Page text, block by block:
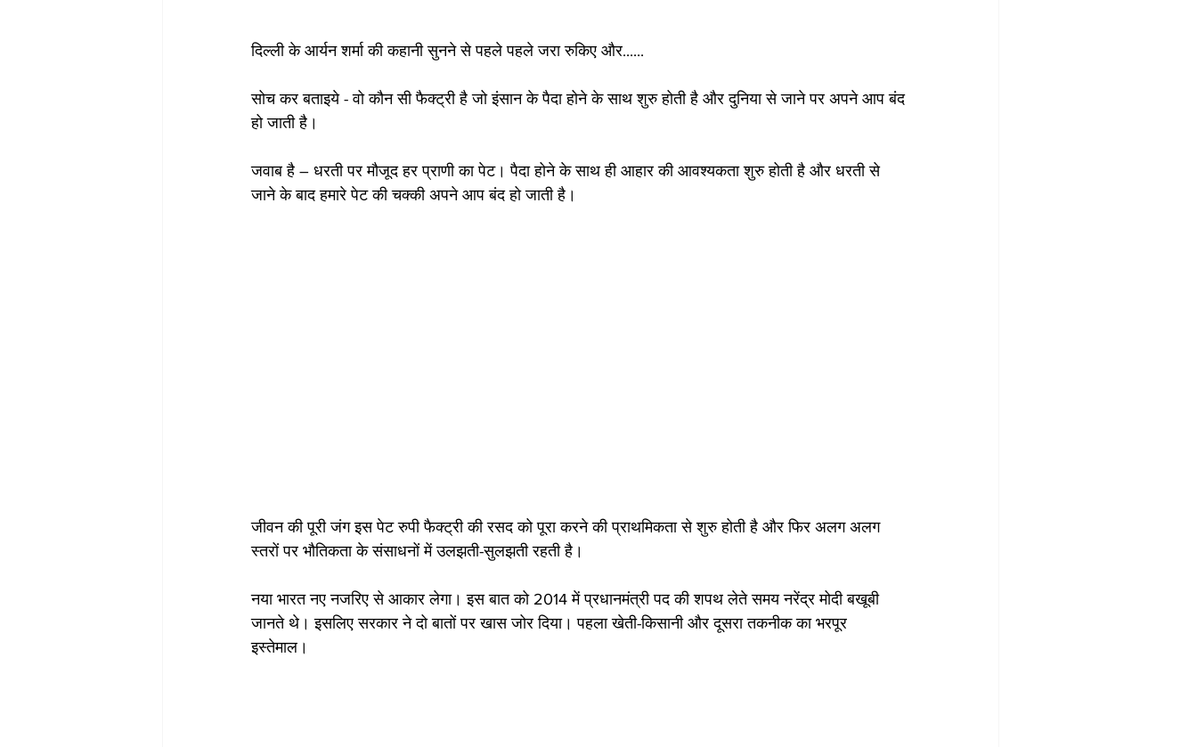
दिल्ली के आर्यन शर्मा की कहानी सुनने से पहले पहले जरा रुकिए और......
सोच कर बताइये - वो कौन सी फैक्ट्री है जो इंसान के पैदा होने के साथ शुरु होती है और दुनिया से जाने पर अपने आप बंद
हो जाती है।
जवाब है – धरती पर मौजूद हर प्राणी का पेट। पैदा होने के साथ ही आहार की आवश्यकता शुरु होती है और धरती से
जाने के बाद हमारे पेट की चक्की अपने आप बंद हो जाती है।
जीवन की पूरी जंग इस पेट रुपी फैक्ट्री की रसद को पूरा करने की प्राथमिकता से शुरु होती है और फिर अलग अलग
स्तरों पर भौतिकता के संसाधनों में उलझती-सुलझती रहती है।
नया भारत नए नजरिए से आकार लेगा। इस बात को 2014 में प्रधानमंत्री पद की शपथ लेते समय नरेंद्र मोदी बखूबी
जानते थे। इसलिए सरकार ने दो बातों पर खास जोर दिया। पहला खेती-किसानी और दूसरा तकनीक का भरपूर
इस्तेमाल।